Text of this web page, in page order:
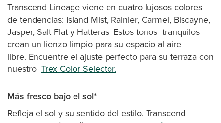
Transcend Lineage viene en cuatro lujosos colores
de tendencias: Island Mist, Rainier, Carmel, Biscayne,
Jasper, Salt Flat y Hatteras. Estos tonos tranquilos
crean un lienzo limpio para su espacio al aire
libre. Encuentre el ajuste perfecto para su terraza con
nuestro Trex Color Selector.
Más fresco bajo el sol*
Refleja el sol y su sentido del estilo. Transcend